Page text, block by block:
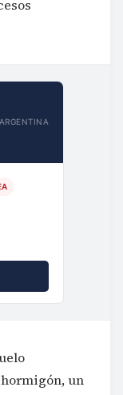
del
en el